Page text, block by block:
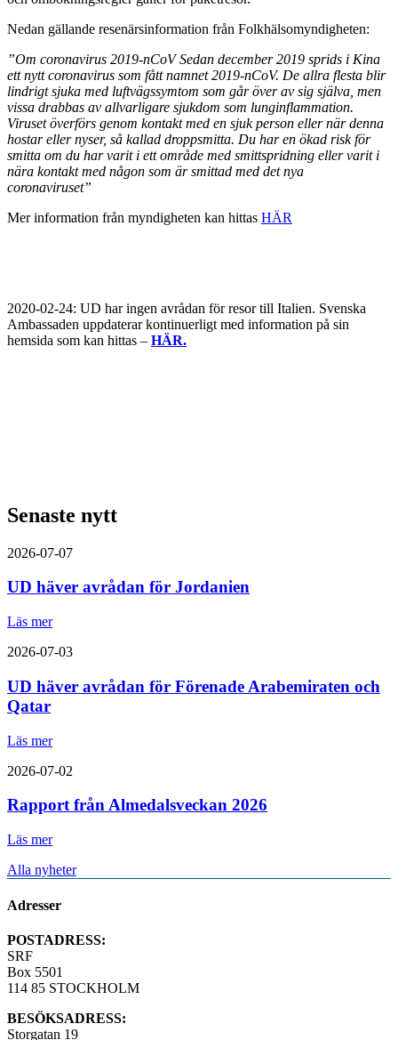
Nedan gällande resenärsinformation från Folkhälsomyndigheten:
”Om coronavirus 2019-nCoV Sedan december 2019 sprids i Kina
ett nytt coronavirus som fått namnet 2019-nCoV. De allra flesta blir
lindrigt sjuka med luftvägssymtom som går över av sig själva, men
vissa drabbas av allvarligare sjukdom som lunginflammation.
Viruset överförs genom kontakt med en sjuk person eller när denna
hostar eller nyser, så kallad droppsmitta. Du har en ökad risk för
smitta om du har varit i ett område med smittspridning eller varit i
nära kontakt med någon som är smittad med det nya
coronaviruset”
Mer information från myndigheten kan hittas HÄR
2020-02-24: UD har ingen avrådan för resor till Italien. Svenska
Ambassaden uppdaterar kontinuerligt med information på sin
hemsida som kan hittas – HÄR.
Senaste nytt
2026-07-07
UD häver avrådan för Jordanien
Läs mer
2026-07-03
UD häver avrådan för Förenade Arabemiraten och
Qatar
Läs mer
2026-07-02
Rapport från Almedalsveckan 2026
Läs mer
Alla nyheter
Adresser
POSTADRESS:
SRF
Box 5501
114 85 STOCKHOLM
BESÖKSADRESS:
Storgatan 19